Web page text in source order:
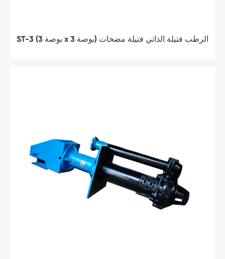
ST-3 (3 بوصة x 3 بوصة) الرطب فتيلة الذاتي فتيلة مضخات